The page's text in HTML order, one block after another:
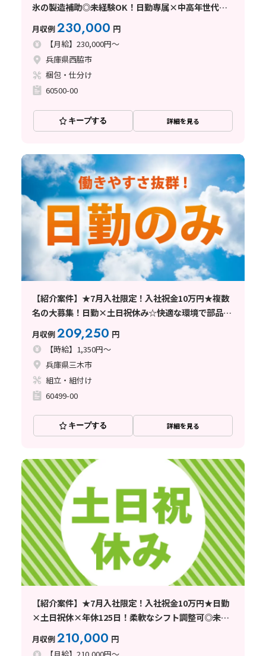
氷の製造補助◎未経験OK！日勤専属×中高年世代も
活躍中♪
月収例230,000 円
【月給】230,000円～
兵庫県西脇市
梱包・仕分け
60500-00
キープする 詳細を見る
【紹介案件】★7月入社限定！入社祝金10万円★複数
名の大募集！日勤×土日祝休み☆快適な環境で部品の
組立♪月曜日は定時退社デー◎無料送迎あり
月収例209,250 円
【時給】1,350円～
兵庫県三木市
組立・組付け
60499-00
キープする 詳細を見る
【紹介案件】★7月入社限定！入社祝金10万円★日勤
×土日祝休×年休125日！柔軟なシフト調整可◎未経
験歓迎☆無料送迎あり♪小型電子部品の組立！
月収例210,000 円